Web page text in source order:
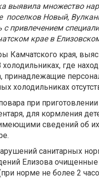
выявила множество
поселков Новый,
с привлечением
крае в
Камчатского края,
где
принадлежащие
холодильниках
при
для кормления
сведений об их
санитарных
Елизова
норме не более 2